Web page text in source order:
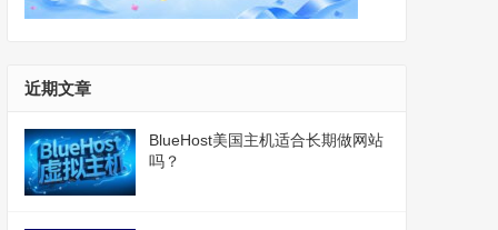
近期文章
BlueHost美国主机适合长期做网站
吗？